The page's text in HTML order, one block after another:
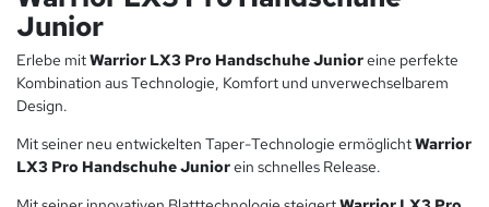
Junior
Erlebe mitWarrior LX3 Pro Handschuhe Junioreine perfekte
Kombination aus Technologie, Komfort und unverwechselbarem
Design.
Mit seiner neu entwickelten Taper-Technologie ermöglichtWarrior
LX3 Pro Handschuhe Juniorein schnelles Release.